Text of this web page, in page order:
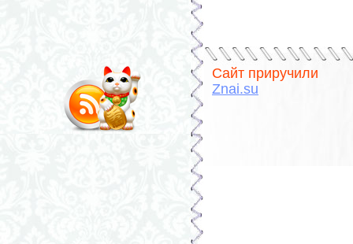
Сайт приручили
Znai.su